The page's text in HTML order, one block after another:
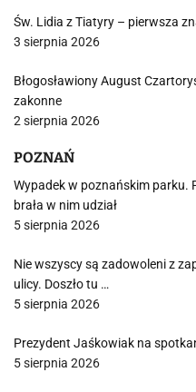
Św. Lidia z Tiatyry – pierwsza
3 sierpnia 2026
Błogosławiony August
zakonne
2 sierpnia 2026
POZNAŃ
Wypadek w poznańskim parku.
brała w nim udział
5 sierpnia 2026
Nie wszyscy są zadowoleni z
ulicy. Doszło tu …
5 sierpnia 2026
Prezydent Jaśkowiak na
5 sierpnia 2026